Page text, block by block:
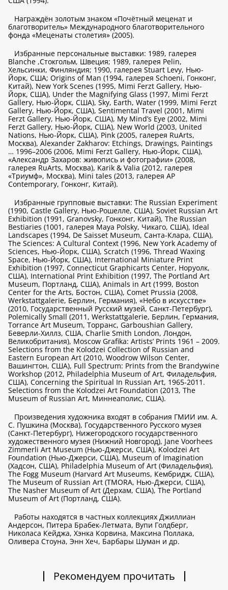
Награждён золотым знаком «Почётный меценат и
благотворитель» Международного благотворительного
фонда «Меценаты столетия» (2005).
Избранные персональные выставки: 1989, галерея
Blanche ,Стокгольм, Швеция; 1989, галерея Pelin,
Хельсинки, Финляндия; 1990, галерея Stuart Levy, Нью-
Йорк, США; Origins of Man (1994, галерея Schoeni, Гонконг,
Китай), New York Scenes (1995, Mimi Ferzt Gallery, Нью-
Йорк, США), Under the Magnifying Glass (1997, Mimi Ferzt
Gallery, Нью-Йорк, США), Sky, Earth, Water (1999, Mimi Ferzt
Gallery, Нью-Йорк, США), Sentimental Travel (2001, Mimi
Ferzt Gallery, Нью-Йорк, США), My Mind’s Eye (2002, Mimi
Ferzt Gallery, Нью-Йорк, США), New World (2003, United
Nations, Нью-Йорк, США), Pink (2005, галерея RuArts,
Москва), Alexander Zakharov: Etchings, Drawings, Paintings
… 1996–2006 (2006, Mimi Ferzt Gallery, Нью-Йорк, США),
«Александр Захаров: живопись и фотографии» (2008,
галерея RuArts, Москва), Karik & Valia (2012, галерея
«Триумф», Москва), Mini tales (2013, галерея AP
Contemporary, Гонконг, Китай).
Избранные групповые выставки: The Russian Experiment
(1990, Castle Gallery, Нью-Рошелле, США), Soviet Russian Art
Exhibition (1991, Granovsky, Гонконг, Китай), The Russian
Bestiaries (1001, галерея Maya Polsky, Чикаго, США), Ideal
Landscapes (1994, De Saisset Museum, Санта-Клара, США),
The Sciences: A Cultural Context (1996, New York Academy of
Sciences, Нью-Йорк, США), Scratch (1996, Thread Waxing
Space, Нью-Йорк, США), International Miniature Print
Exhibition (1997, Connecticut Graphicarts Center, Норуолк,
США), International Print Exhibition (1997, The Portland Art
Museum, Портланд, США), Animals in Art (1999, Boston
Center for the Arts, Бостон, США), Comet Prussia (2008,
Werkstattgalerie, Берлин, Германия), «Небо в искусстве»
(2010, Государственный Русский музей, Санкт-Петербург),
Polemically Small (2011, Werkstattgalerie, Берлин, Германия,
Torrance Art Museum, Торранс, Garboushian Gallery,
Беверли-Хиллз, США, Charlie Smith London, Лондон,
Великобритания), Moscow Grafika: Artists’ Prints 1961 – 2009.
Selections from the Kolodzei Collection of Russian and
Eastern European Art (2010, Woodrow Wilson Center,
Вашингтон, США), Full Spectrum: Prints from the Brandywine
Workshop (2012, Philadelphia Museum of Art, Филадельфия,
США), Concerning the Spiritual In Russian Art, 1965-2011.
Selections from the Kolodzei Art Foundation (2013, The
Museum of Russian Art, Миннеаполис, США).
Произведения художника входят в собрания ГМИИ им. А.
С. Пушкина (Москва), Государственного Русского музея
(Санкт-Петербург), Нижегородского государственного
художественного музея (Нижний Новгород), Jane Voorhees
Zimmerli Art Museum (Нью-Джерси, США), Kolodzei Art
Foundation (Нью-Джерси, США), Museum of Imagination
(Хадсон, США), Philadelphia Museum of Art (Филадельфия),
The Fogg Museum (Harvard Art Museums, Кембридж, США),
The Museum of Russian Art (TMORA, Нью-Джерси, США),
The Nasher Museum of Art (Дерхам, США), The Portland
Museum of Art (Портланд, США).
Работы находятся в частных коллекциях Джиллиан
Андерсон, Питера Брабек-Летмата, Вупи Голдберг,
Николаса Кейджа, Хэнка Корвина, Максина Поллака,
Оливера Стоуна, Энн Хеч, Барбары Шуман и др.
Рекомендуем прочитать